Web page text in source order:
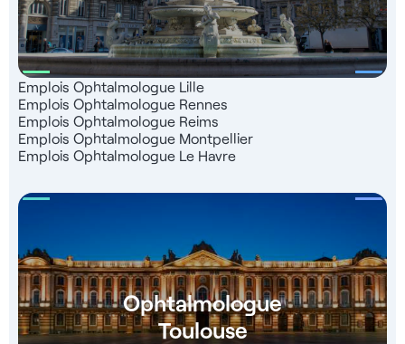
Emplois Ophtalmologue Lille
Emplois Ophtalmologue Rennes
Emplois Ophtalmologue Reims
Emplois Ophtalmologue Montpellier
Emplois Ophtalmologue Le Havre
Ophtalmologue
Toulouse